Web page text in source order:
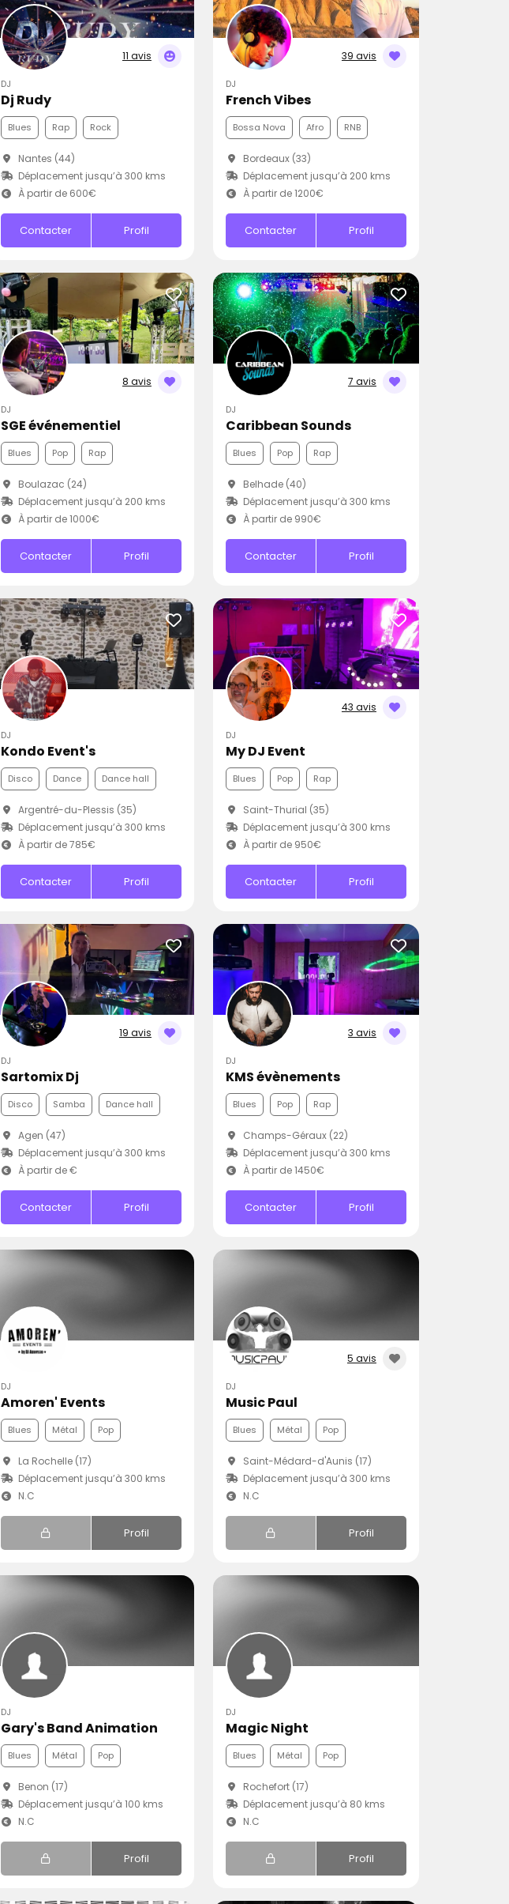
11 avis
DJ
Dj Rudy
Blues Rap Rock
Nantes (44)
Déplacement jusqu’à 300 kms
À partir de 600€
Contacter Profil
39 avis
DJ
French Vibes
Bossa Nova Afro RNB
Bordeaux (33)
Déplacement jusqu’à 200 kms
À partir de 1200€
Contacter Profil
8 avis
DJ
SGE événementiel
Blues Pop Rap
Boulazac (24)
Déplacement jusqu’à 200 kms
À partir de 1000€
Contacter Profil
7 avis
DJ
Caribbean Sounds
Blues Pop Rap
Belhade (40)
Déplacement jusqu’à 300 kms
À partir de 990€
Contacter Profil
DJ
Kondo Event's
Disco Dance Dance hall
Argentré-du-Plessis (35)
Déplacement jusqu’à 300 kms
À partir de 785€
Contacter Profil
43 avis
DJ
My DJ Event
Blues Pop Rap
Saint-Thurial (35)
Déplacement jusqu’à 300 kms
À partir de 950€
Contacter Profil
19 avis
DJ
Sartomix Dj
Disco Samba Dance hall
Agen (47)
Déplacement jusqu’à 300 kms
À partir de €
Contacter Profil
3 avis
DJ
KMS évènements
Blues Pop Rap
Champs-Géraux (22)
Déplacement jusqu’à 300 kms
À partir de 1450€
Contacter Profil
Pop
DJ
Amoren' Events
Blues Métal Pop
La Rochelle (17)
Déplacement jusqu’à 300 kms
N.C
Profil
5 avis
DJ
Music Paul
Blues Métal Pop
Saint-Médard-d'Aunis (17)
Déplacement jusqu’à 300 kms
N.C
Profil
DJ
Gary's Band Animation
Blues Métal Pop
Benon (17)
Déplacement jusqu’à 100 kms
N.C
Profil
DJ
Magic Night
Blues Métal Pop
Rochefort (17)
Déplacement jusqu’à 80 kms
N.C
Profil